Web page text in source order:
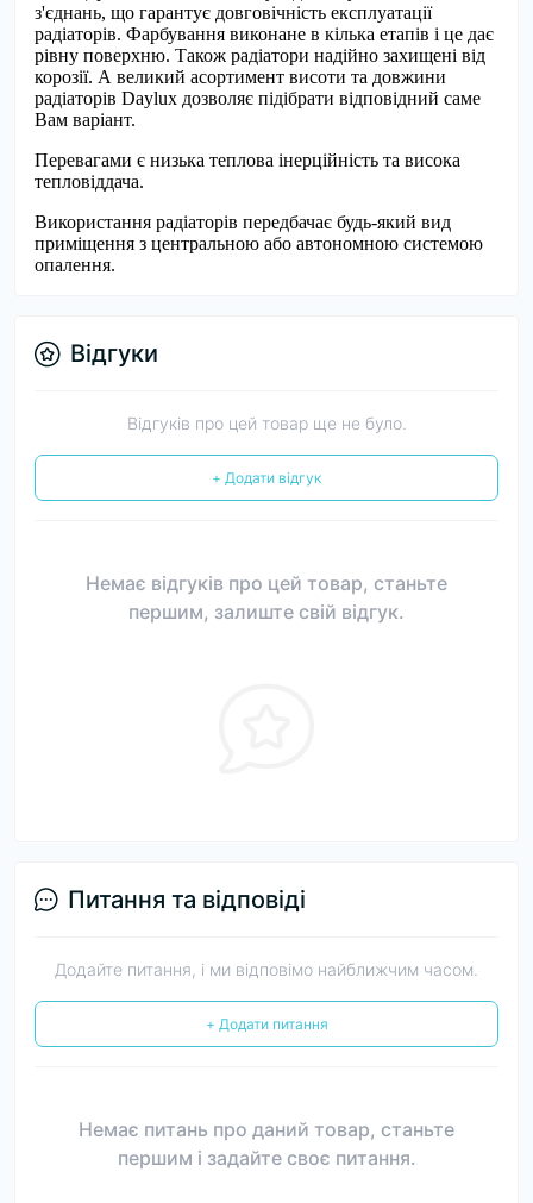
з'єднань, що гарантує довговічність експлуатації
радіаторів. Фарбування виконане в кілька етапів і це дає
рівну поверхню. Також радіатори надійно захищені від
корозії. А великий асортимент висоти та довжини
радіаторів Daylux дозволяє підібрати відповідний саме
Вам варіант.
Перевагами є низька теплова інерційність та висока
тепловіддача.
Використання радіаторів передбачає будь-який вид
приміщення з центральною або автономною системою
опалення.
Відгуки
Відгуків про цей товар ще не було.
+ Додати відгук
Немає відгуків про цей товар, станьте
першим, залиште свій відгук.
Питання та відповіді
Додайте питання, і ми відповімо найближчим часом.
+ Додати питання
Немає питань про даний товар, станьте
першим і задайте своє питання.